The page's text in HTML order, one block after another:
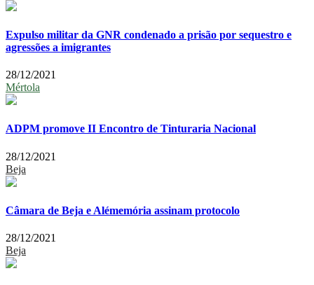
Expulso militar da GNR condenado a prisão por sequestro e
agressões a imigrantes
28/12/2021
Mértola
ADPM promove II Encontro de Tinturaria Nacional
28/12/2021
Beja
Câmara de Beja e Alémemória assinam protocolo
28/12/2021
Beja